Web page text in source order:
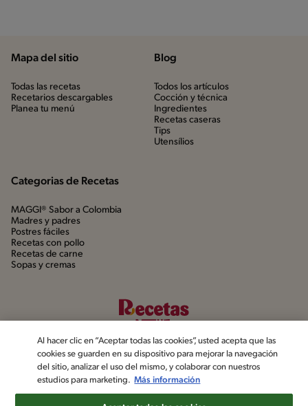
Mapa del sitio
Todas las recetas
Recetarios descargables
Planea tu menú
Blog
Todos los artículos
Cocción y técnica
Ingredientes
Recetas caseras
Tips
Utensílios
Categorias de Recetas
MAGGI® Sabor a Colombia
Madres y padres
Postres fáciles
Recetas con pollo
Recetas de carne
Sopas y cremas
Al hacer clic en “Aceptar todas las cookies”, usted acepta que las
cookies se guarden en su dispositivo para mejorar la navegación
del sitio, analizar el uso del mismo, y colaborar con nuestros
estudios para marketing. Más información